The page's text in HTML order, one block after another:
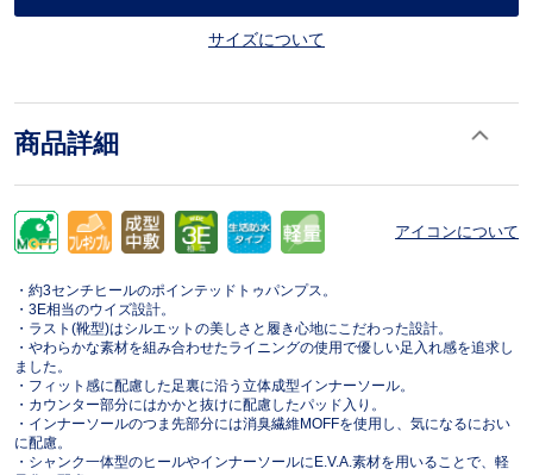
サイズについて
商品詳細
アイコンについて
・約3センチヒールのポインテッドトゥパンプス。
・3E相当のウイズ設計。
・ラスト(靴型)はシルエットの美しさと履き心地にこだわった設計。
・やわらかな素材を組み合わせたライニングの使用で優しい足入れ感を追求し
ました。
・フィット感に配慮した足裏に沿う立体成型インナーソール。
・カウンター部分にはかかと抜けに配慮したパッド入り。
・インナーソールのつま先部分には消臭繊維MOFFを使用し、気になるにおい
に配慮。
・シャンク一体型のヒールやインナーソールにE.V.A.素材を用いることで、軽